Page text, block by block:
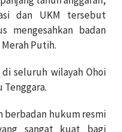
dan UKM tersebut
mengesahkan badan
Putih.
seluruh wilayah Ohoi
berbadan hukum resmi
sangat kuat bagi